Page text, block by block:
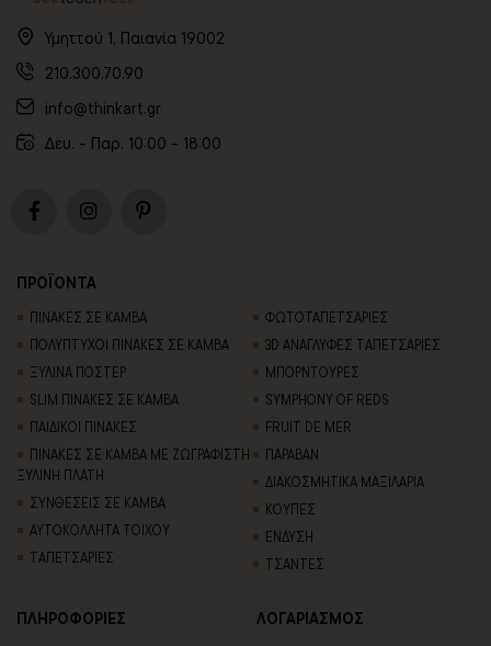
Υμηττού 1, Παιανία 19002
210.300.70.90
info@thinkart.gr
Δευ. - Παρ. 10:00 - 18:00
ΠΡΟΪΟΝΤΑ
ΠΙΝΑΚΕΣ ΣΕ ΚΑΜΒΑ
ΠΟΛΥΠΤΥΧΟΙ ΠΙΝΑΚΕΣ ΣΕ ΚΑΜΒΑ
ΞΥΛΙΝΑ ΠΟΣΤΕΡ
SLIM ΠΙΝΑΚΕΣ ΣΕ ΚΑΜΒΑ
ΠΑΙΔΙΚΟΙ ΠΙΝΑΚΕΣ
ΠΙΝΑΚΕΣ ΣΕ ΚΑΜΒΑ ΜΕ ΖΩΓΡΑΦΙΣΤΗ
ΞΥΛΙΝΗ ΠΛΑΤΗ
ΣΥΝΘΕΣΕΙΣ ΣΕ ΚΑΜΒΑ
ΑΥΤΟΚΟΛΛΗΤΑ ΤΟΙΧΟΥ
TΑΠΕΤΣΑΡΙΕΣ
ΦΩΤΟΤΑΠΕΤΣΑΡΙΕΣ
3D AΝΑΓΛΥΦΕΣ TΑΠΕΤΣΑΡΙΕΣ
ΜΠΟΡΝΤΟΥΡΕΣ
SYMPHONY OF REDS
FRUIT DE MER
ΠΑΡΑΒΑΝ
ΔΙΑΚΟΣΜΗΤΙΚΑ ΜΑΞΙΛΑΡΙΑ
ΚΟΥΠΕΣ
ΕΝΔΥΣΗ
ΤΣΑΝΤΕΣ
ΠΛΗΡΟΦΟΡΙΕΣ ΛΟΓΑΡΙΑΣΜΟΣ